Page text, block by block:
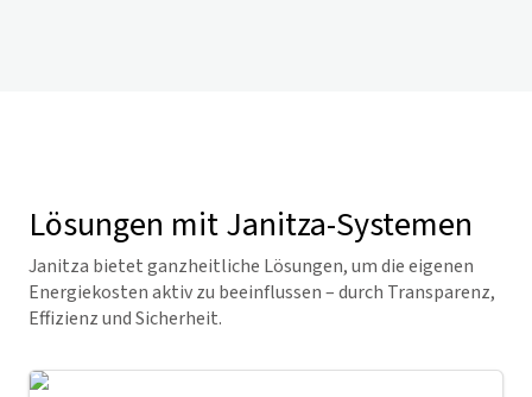
Lösungen mit Janitza-Systemen
Janitza bietet ganzheitliche Lösungen, um die eigenen
Energiekosten aktiv zu beeinflussen – durch Transparenz,
Effizienz und Sicherheit.